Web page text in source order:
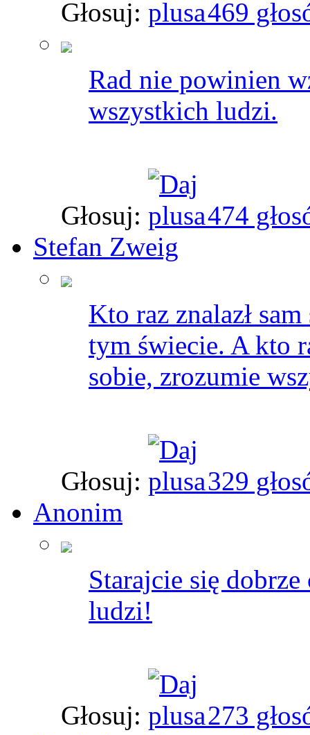
Głosuj: 469
Rad nie powinien
wszystkich ludzi.
Głosuj:
474
Stefan Zweig
Kto raz znalazł
tym świecie. A kto
sobie, zrozumie
Głosuj:
329
Anonim
Starajcie się
ludzi!
Głosuj:
273